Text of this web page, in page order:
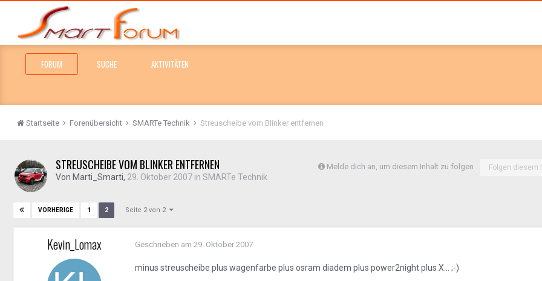
FORUM SUCHE AKTIVITÄTEN
Startseite Forenübersicht SMARTe Technik Streuscheibe vom Blinker entfernen
Melde dich an, um diesem Inhalt zu folgen Folgen diesem
STREUSCHEIBE VOM BLINKER ENTFERNEN
Von Marti_Smarti, 29. Oktober 2007 in SMARTe Technik
VORHERIGE 1 2 Seite 2 von 2
Kevin_Lomax Geschrieben am 29. Oktober 2007
minus streuscheibe plus wagenfarbe plus osram diadem plus power2night plus X... ;-)